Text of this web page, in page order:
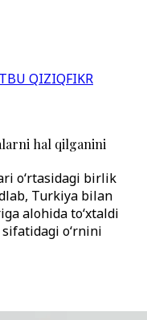
BU QIZIQFIKR
hal qilganini
o‘rtasidagi birlik
Turkiya bilan
alohida to‘xtaldi
o‘rnini